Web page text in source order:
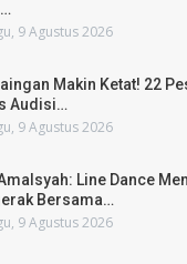
9 Agustus 2026
Makin Ketat! 22
Audisi…
9 Agustus 2026
Line Dance
Bersama…
9 Agustus 2026